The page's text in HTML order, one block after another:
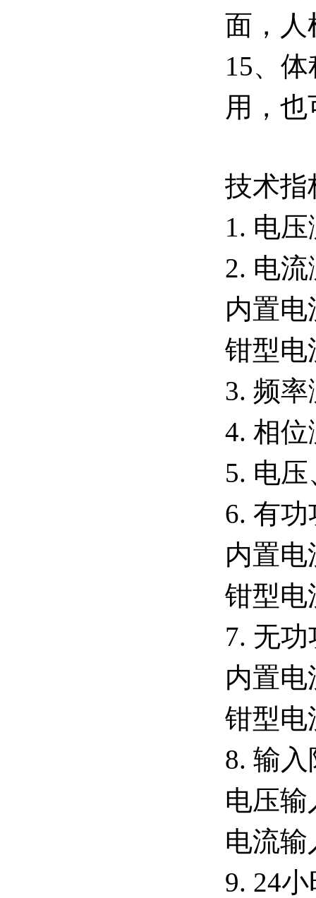
面，人
15、
用，
技术指
1. 电
2. 电
内置电
钳型电
3. 频
4. 相位
5. 电
6. 有
内置电
钳型电
7. 无
内置电
钳型电
8. 输
电压
电流
9. 24